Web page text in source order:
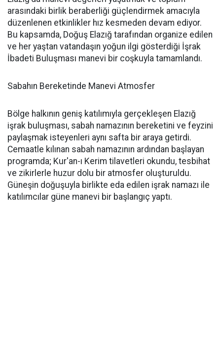
arasındaki birlik beraberliği güçlendirmek amacıyla
düzenlenen etkinlikler hız kesmeden devam ediyor.
Bu kapsamda, Doğuş Elazığ tarafından organize edilen
ve her yaştan vatandaşın yoğun ilgi gösterdiği İşrak
İbadeti Buluşması manevi bir coşkuyla tamamlandı.
Sabahın Bereketinde Manevi Atmosfer
Bölge halkının geniş katılımıyla gerçekleşen Elazığ
işrak buluşması, sabah namazının bereketini ve feyzini
paylaşmak isteyenleri aynı safta bir araya getirdi.
Cemaatle kılınan sabah namazının ardından başlayan
programda; Kur'an-ı Kerim tilavetleri okundu, tesbihat
ve zikirlerle huzur dolu bir atmosfer oluşturuldu.
Güneşin doğuşuyla birlikte eda edilen işrak namazı ile
katılımcılar güne manevi bir başlangıç yaptı.